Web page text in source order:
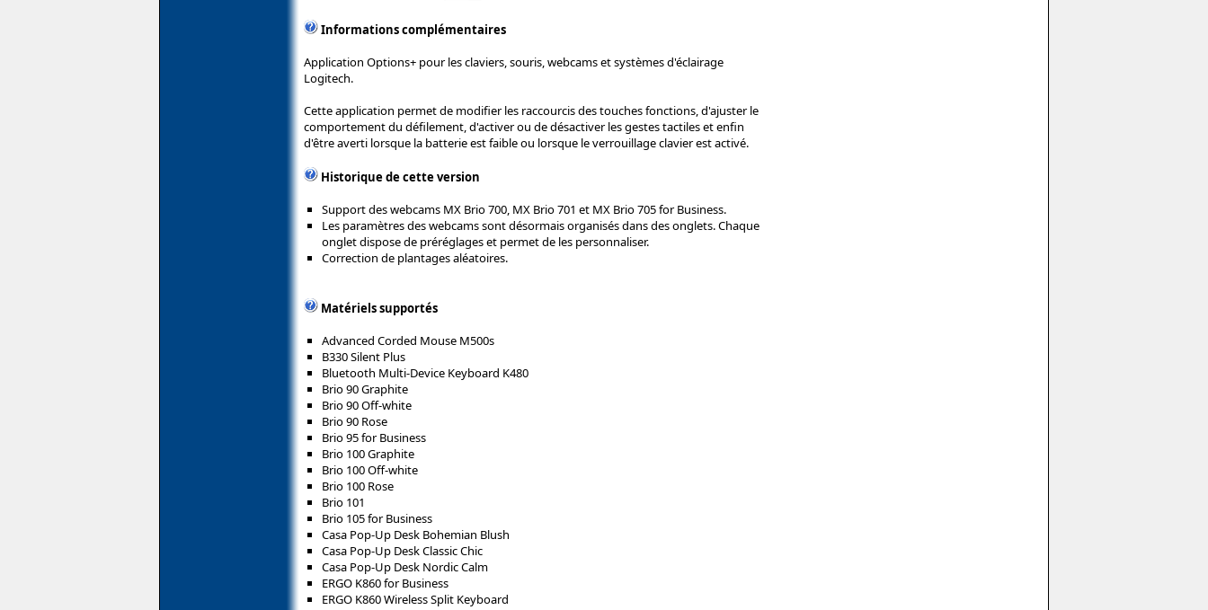
Informations complémentaires
Application Options+ pour les claviers, souris, webcams et systèmes d'éclairage
Logitech.
Cette application permet de modifier les raccourcis des touches fonctions, d'ajuster le
comportement du défilement, d'activer ou de désactiver les gestes tactiles et enfin
d'être averti lorsque la batterie est faible ou lorsque le verrouillage clavier est activé.
Historique de cette version
Support des webcams MX Brio 700, MX Brio 701 et MX Brio 705 for Business.
Les paramètres des webcams sont désormais organisés dans des onglets. Chaque
onglet dispose de préréglages et permet de les personnaliser.
Correction de plantages aléatoires.
Matériels supportés
Advanced Corded Mouse M500s
B330 Silent Plus
Bluetooth Multi-Device Keyboard K480
Brio 90 Graphite
Brio 90 Off-white
Brio 90 Rose
Brio 95 for Business
Brio 100 Graphite
Brio 100 Off-white
Brio 100 Rose
Brio 101
Brio 105 for Business
Casa Pop-Up Desk Bohemian Blush
Casa Pop-Up Desk Classic Chic
Casa Pop-Up Desk Nordic Calm
ERGO K860 for Business
ERGO K860 Wireless Split Keyboard